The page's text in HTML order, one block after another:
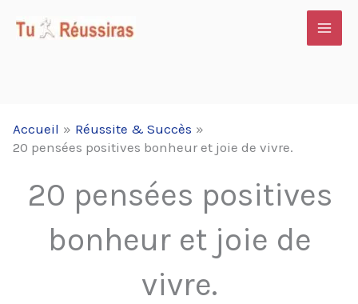
Accueil
Réussite & Succès
20 pensées positives bonheur et joie de vivre.
20 pensées positives
bonheur et joie de
vivre.